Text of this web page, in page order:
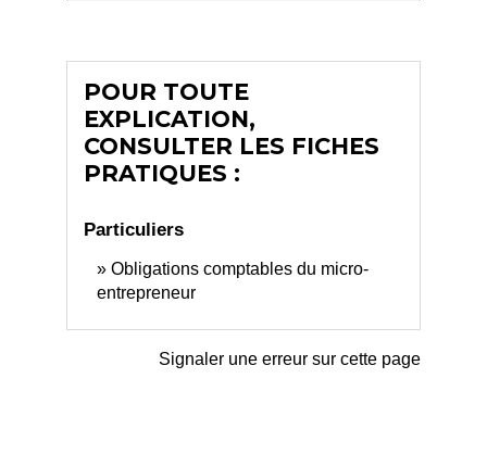
POUR TOUTE
EXPLICATION,
CONSULTER LES FICHES
PRATIQUES :
Particuliers
Obligations comptables du micro-
entrepreneur
Signaler une erreur sur cette page